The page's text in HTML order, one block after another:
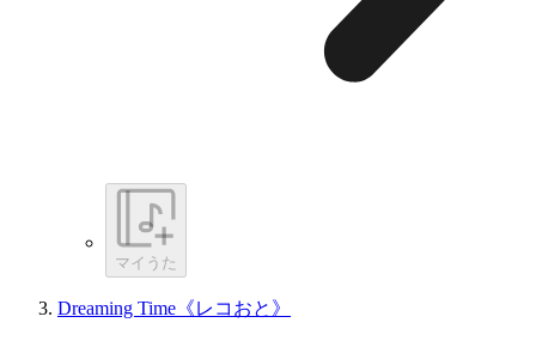
マイうた
Dreaming Time《レコおと》